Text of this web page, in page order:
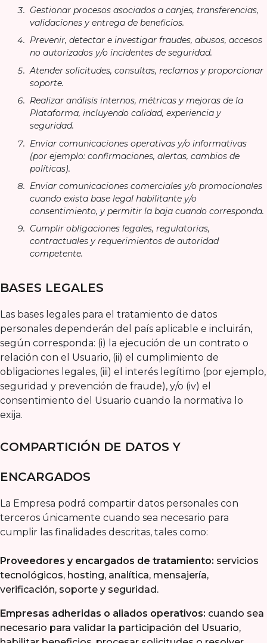
Gestionar procesos asociados a canjes, transferencias,
validaciones y entrega de beneficios.
Prevenir, detectar e investigar fraudes, abusos, accesos
no autorizados y/o incidentes de seguridad.
Atender solicitudes, consultas, reclamos y proporcionar
soporte.
Realizar análisis internos, métricas y mejoras de la
Plataforma, incluyendo calidad, experiencia y
seguridad.
Enviar comunicaciones operativas y/o informativas
(por ejemplo: confirmaciones, alertas, cambios de
políticas).
Enviar comunicaciones comerciales y/o promocionales
cuando exista base legal habilitante y/o
consentimiento, y permitir la baja cuando corresponda.
Cumplir obligaciones legales, regulatorias,
contractuales y requerimientos de autoridad
competente.
BASES LEGALES
Las bases legales para el tratamiento de datos
personales dependerán del país aplicable e incluirán,
según corresponda: (i) la ejecución de un contrato o
relación con el Usuario, (ii) el cumplimiento de
obligaciones legales, (iii) el interés legítimo (por ejemplo,
seguridad y prevención de fraude), y/o (iv) el
consentimiento del Usuario cuando la normativa lo
exija.
COMPARTICIÓN DE DATOS Y
ENCARGADOS
La Empresa podrá compartir datos personales con
terceros únicamente cuando sea necesario para
cumplir las finalidades descritas, tales como:
Proveedores y encargados de tratamiento: servicios
tecnológicos, hosting, analítica, mensajería,
verificación, soporte y seguridad.
Empresas adheridas o aliados operativos: cuando sea
necesario para validar la participación del Usuario,